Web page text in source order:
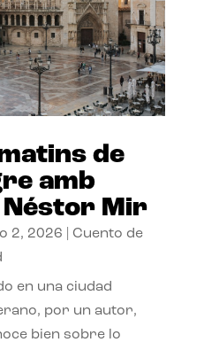
de
amb
Mir
2, 2026
Cuento de
en una ciudad
por un autor,
bien sobre lo